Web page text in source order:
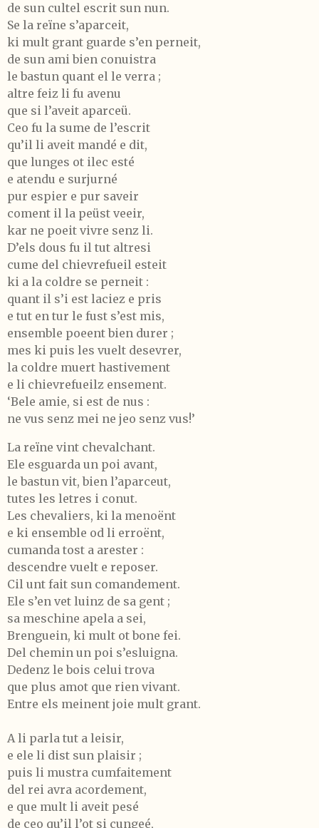
de sun cultel escrit sun nun.
Se la reïne s’aparceit,
ki mult grant guarde s’en perneit,
de sun ami bien conuistra
le bastun quant el le verra ;
altre feiz li fu avenu
que si l’aveit aparceü.
Ceo fu la sume de l’escrit
qu’il li aveit mandé e dit,
que lunges ot ilec esté
e atendu e surjurné
pur espier e pur saveir
coment il la peüst veeir,
kar ne poeit vivre senz li.
D’els dous fu il tut altresi
cume del chievrefueil esteit
ki a la coldre se perneit :
quant il s’i est laciez e pris
e tut en tur le fust s’est mis,
ensemble poeent bien durer ;
mes ki puis les vuelt desevrer,
la coldre muert hastivement
e li chievrefueilz ensement.
‘Bele amie, si est de nus :
ne vus senz mei ne jeo senz vus!’
La reïne vint chevalchant.
Ele esguarda un poi avant,
le bastun vit, bien l’aparceut,
tutes les letres i conut.
Les chevaliers, ki la menoënt
e ki ensemble od li erroënt,
cumanda tost a arester :
descendre vuelt e reposer.
Cil unt fait sun comandement.
Ele s’en vet luinz de sa gent ;
sa meschine apela a sei,
Brenguein, ki mult ot bone fei.
Del chemin un poi s’esluigna.
Dedenz le bois celui trova
que plus amot que rien vivant.
Entre els meinent joie mult grant.
A li parla tut a leisir,
e ele li dist sun plaisir ;
puis li mustra cumfaitement
del rei avra acordement,
e que mult li aveit pesé
de ceo qu’il l’ot si cungeé,